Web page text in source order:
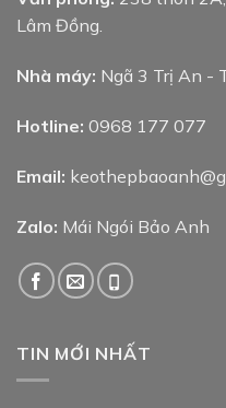
Lâm Đồng.
Nhà máy: Ngã 3 Trị An -
Hotline: 0968 177 077
Email:
Zalo: Mái Ngói Bảo Anh
TIN MỚI NHẤT